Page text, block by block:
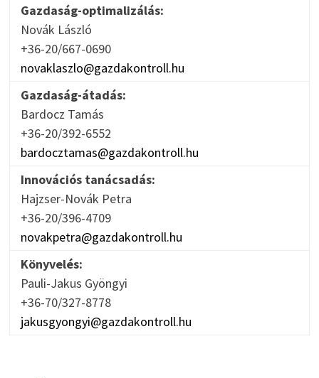
Gazdaság-optimalizálás:
Novák László
+36-20/667-0690
novaklaszlo@gazdakontroll.hu
Gazdaság-átadás:
Bardocz Tamás
+36-20/392-6552
bardocztamas@gazdakontroll.hu
Innovációs tanácsadás:
Hajzser-Novák Petra
+36-20/396-4709
novakpetra@gazdakontroll.hu
Könyvelés:
Pauli-Jakus Gyöngyi
+36-70/327-8778
jakusgyongyi@gazdakontroll.hu